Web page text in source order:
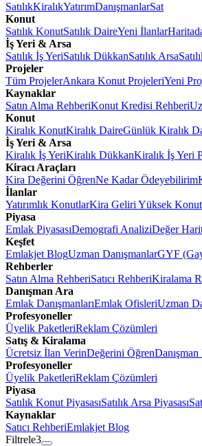
SatılıkKiralıkYatırımDanışmanlarSat
Konut
Satılık KonutSatılık DaireYeni İlanlar
İş Yeri & Arsa
Satılık İş YeriSatılık DükkanSatılık Arsa
Projeler
Tüm ProjelerAnkara Konut ProjeleriYeni
Kaynaklar
Satın Alma RehberiKonut Kredisi Rehberi
Konut
Kiralık KonutKiralık DaireGünlük Kiralık
İş Yeri & Arsa
Kiralık İş YeriKiralık DükkanKiralık İş Yeri
Kiracı Araçları
Kira Değerini ÖğrenNe Kadar Ödeyebilirim
İlanlar
Yatırımlık KonutlarKira Geliri Yüksek
Piyasa
Emlak PiyasasıDemografi AnaliziDeğer
Keşfet
Emlakjet BlogUzman DanışmanlarGYF
Rehberler
Satın Alma RehberiSatıcı RehberiKiralama
Danışman Ara
Emlak DanışmanlarıEmlak OfisleriUzman
Profesyoneller
Üyelik PaketleriReklam Çözümleri
Satış & Kiralama
Ücretsiz İlan VerinDeğerini Öğren
Profesyoneller
Üyelik PaketleriReklam Çözümleri
Piyasa
Satılık Konut PiyasasıSatılık Arsa Piyasası
Kaynaklar
Satıcı RehberiEmlakjet Blog
Filtrele3